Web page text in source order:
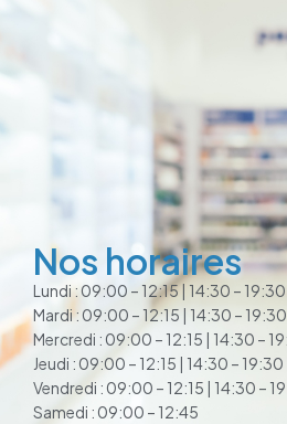
Nos horaires
Lundi : 09:00 – 12:15 | 14:30 – 19:30
Mardi : 09:00 – 12:15 | 14:30 – 19:30
Mercredi : 09:00 – 12:15 | 14:30 –
Jeudi : 09:00 – 12:15 | 14:30 – 19:30
Vendredi : 09:00 – 12:15 | 14:30 –
Samedi : 09:00 – 12:45